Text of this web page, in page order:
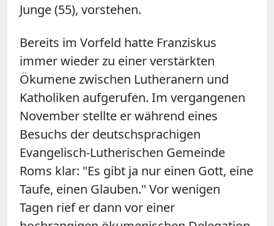
Junge (55), vorstehen.
Bereits im Vorfeld hatte Franziskus
immer wieder zu einer verstärkten
Ökumene zwischen Lutheranern und
Katholiken aufgerufen. Im vergangenen
November stellte er während eines
Besuchs der deutschsprachigen
Evangelisch-Lutherischen Gemeinde
Roms klar: "Es gibt ja nur einen Gott, eine
Taufe, einen Glauben." Vor wenigen
Tagen rief er dann vor einer